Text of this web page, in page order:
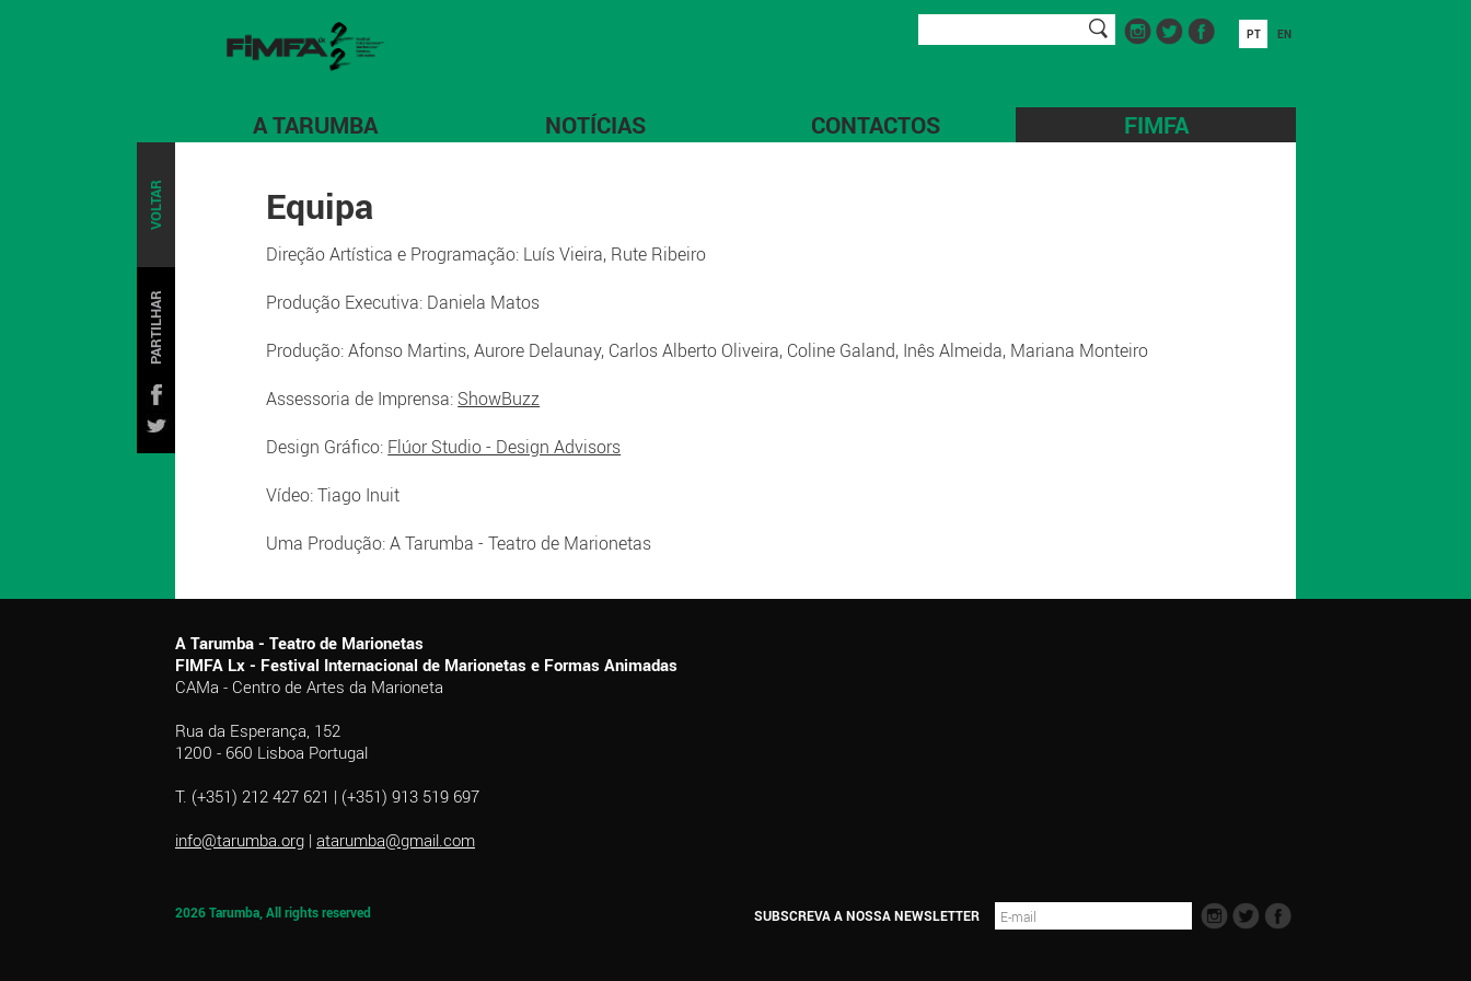
A TARUMBA NOTÍCIAS CONTACTOS FIMFA
PT EN
VOLTAR
PARTILHAR
Equipa
Direção Artística e Programação: Luís Vieira, Rute Ribeiro
Produção Executiva: Daniela Matos
Produção: Afonso Martins, Aurore Delaunay, Carlos Alberto Oliveira, Coline Galand, Inês Almeida, Mariana Monteiro
Assessoria de Imprensa: ShowBuzz
Design Gráfico: Flúor Studio - Design Advisors
Vídeo: Tiago Inuit
Uma Produção: A Tarumba - Teatro de Marionetas
A Tarumba - Teatro de Marionetas
FIMFA Lx - Festival Internacional de Marionetas e Formas Animadas
CAMa - Centro de Artes da Marioneta
Rua da Esperança, 152
1200 - 660 Lisboa Portugal
T. (+351) 212 427 621 | (+351) 913 519 697
info@tarumba.org | atarumba@gmail.com
2026 Tarumba, All rights reserved SUBSCREVA A NOSSA NEWSLETTER